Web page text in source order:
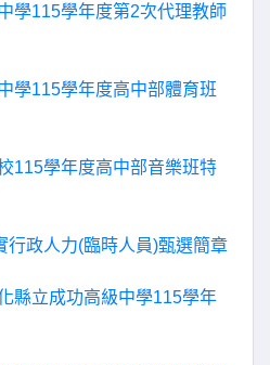
學115學年度第2次代理教師
學115學年度高中部體育班
115學年度高中部音樂班特
行政人力(臨時人員)甄選簡章
縣立成功高級中學115學年